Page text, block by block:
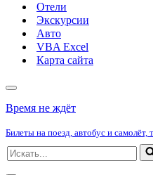
Отели
Экскурсии
Авто
VBA Excel
Карта сайта
Меню
навигации
Время не ждёт
Билеты на поезд, автобус и
Искать...